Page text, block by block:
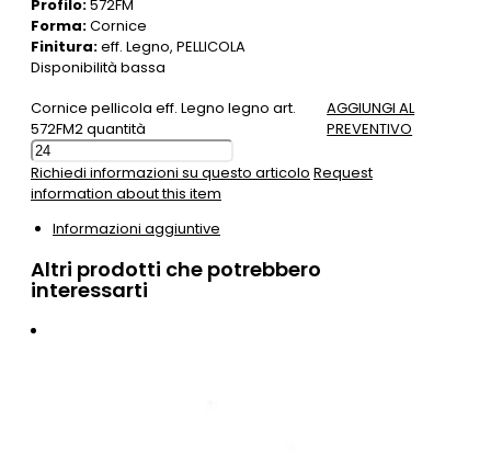
Profilo:572FM
Forma:Cornice
Finitura:eff. Legno, PELLICOLA
Disponibilità bassa
Cornice pellicola eff. Legno legno art.
572FM2 quantità
AGGIUNGI AL
PREVENTIVO
Richiedi informazioni su questo articolo Request
information about this item
Informazioni aggiuntive
Altri prodotti che potrebbero
interessarti